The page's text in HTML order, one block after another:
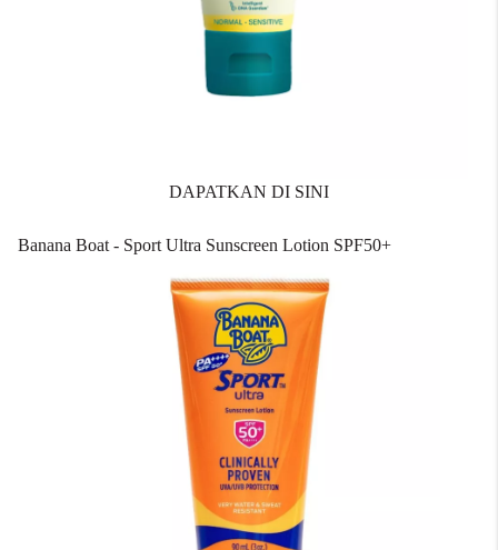
DAPATKAN DI SINI
Banana Boat - Sport Ultra Sunscreen Lotion SPF50+